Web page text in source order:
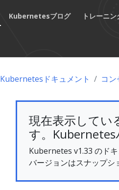
Kubernetesブログ トレーニン
Kubernetesドキュメント コン
現在表示してい
す。
Kubernetes v1.33 のド
バージョンはスナップシ